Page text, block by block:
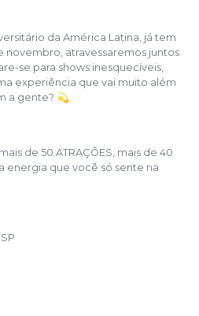
da América Latina, já tem
novembro, atravessaremos juntos
se para shows inesquecíveis,
experiência que vai muito além
a gente? 💫
de 50 ATRAÇÕES, mais de 40
energia que você só sente na